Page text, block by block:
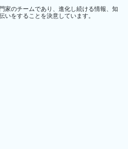
家のチームであり、進化し続ける情報、知
いをすることを決意しています。